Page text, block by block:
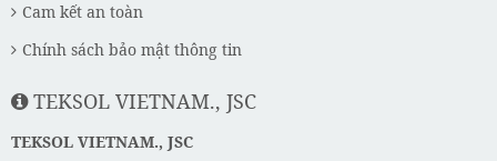
Cam kết an toàn
Chính sách bảo mật thông tin
TEKSOL VIETNAM., JSC
TEKSOL VIETNAM., JSC